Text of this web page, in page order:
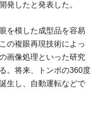
発したと発表した。
を模した成型品を容易
の複眼再現技術によっ
画像処理といった研究
。将来、トンボの360度
生し、自動運転などで